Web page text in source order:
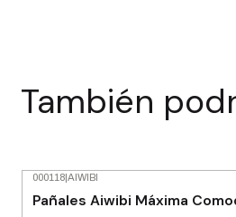
También
000118|AIWIBI
Pañales Aiwibi Máxima